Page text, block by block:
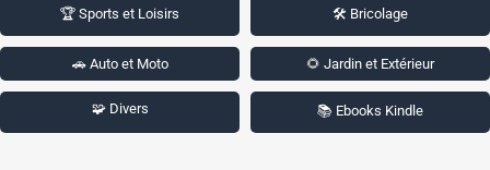
🏆 Sports et Loisirs 🛠️ Bricolage
🚗 Auto et Moto 🌻 Jardin et Extérieur
🧩 Divers 📚 Ebooks Kindle